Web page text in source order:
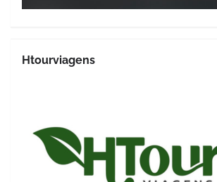
Htourviagens